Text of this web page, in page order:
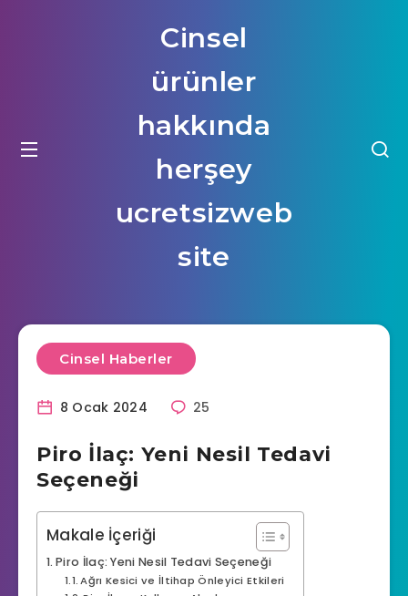
Cinsel
ürünler
hakkında
herşey
ucretsizweb
site
Cinsel Haberler
8 Ocak 2024 25
Piro İlaç: Yeni Nesil Tedavi
Seçeneği
Makale İçeriği
Piro İlaç: Yeni Nesil Tedavi Seçeneği
Ağrı Kesici ve İltihap Önleyici Etkileri